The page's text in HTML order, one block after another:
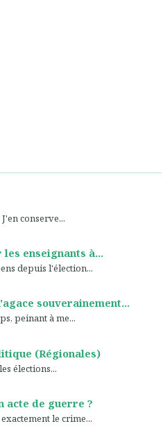
conserve...
enseignants à...
depuis l'élection...
souverainement...
peinant à me...
(Régionales)
élections...
acte de guerre ?
le crime...